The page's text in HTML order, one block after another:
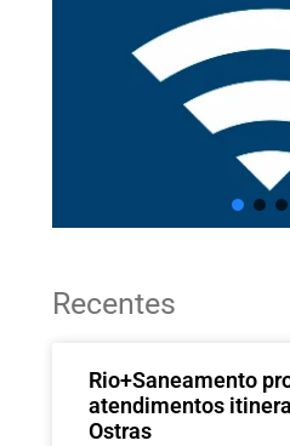
Recentes
Rio+Saneamento
atendimentos
Ostras